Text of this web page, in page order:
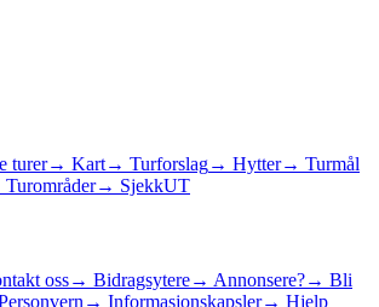
turer→ Kart→ Turforslag→ Hytter→ Turmål
→ SjekkUT
oss→ Bidragsytere→ Annonsere?→ Bli
→ Informasjonskapsler→ Hjelp